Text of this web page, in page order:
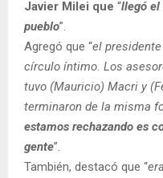
Javier Milei que “llegó el
pueblo”.
Agregó que “el
círculo íntimo. Los
tuvo (Mauricio) Macri y
terminaron de la misma
estamos rechazando es
gente”.
También, destacó que “